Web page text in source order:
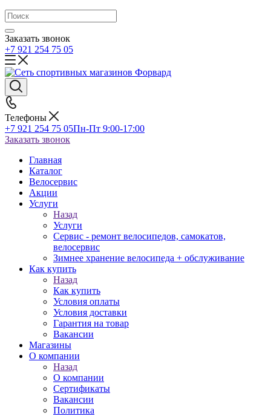
Заказать звонок
+7 921 254 75 05
Телефоны
+7 921 254 75 05Пн-Пт 9:00-17:00
Заказать звонок
Главная
Каталог
Велосервис
Акции
Услуги
Назад
Услуги
Сервис - ремонт велосипедов, самокатов,
велосервис
Зимнее хранение велосипеда + обслуживание
Как купить
Назад
Как купить
Условия оплаты
Условия доставки
Гарантия на товар
Вакансии
Магазины
О компании
Назад
О компании
Сертификаты
Вакансии
Политика